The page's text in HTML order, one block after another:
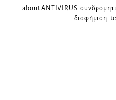
about ANTIVIRUS
διαφήμιση